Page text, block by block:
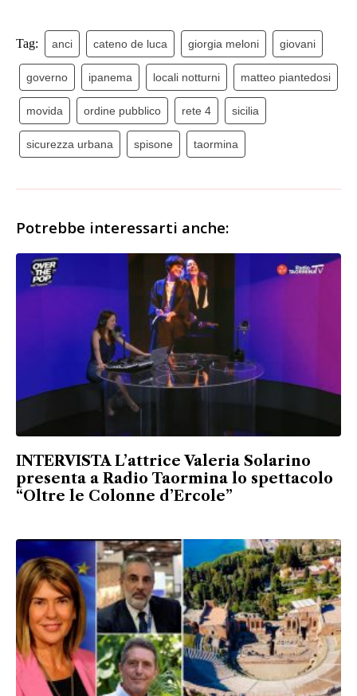
Tag: anci cateno de luca giorgia meloni giovani
governo ipanema locali notturni matteo piantedosi
movida ordine pubblico rete 4 sicilia
sicurezza urbana spisone taormina
Potrebbe interessarti anche:
INTERVISTA L’attrice Valeria Solarino
presenta a Radio Taormina lo spettacolo
“Oltre le Colonne d’Ercole”